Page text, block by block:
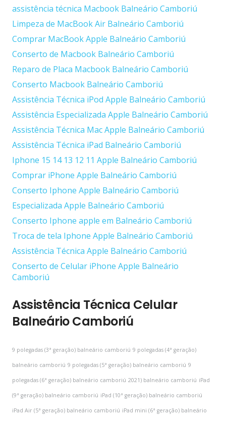
assistência técnica Macbook Balneário Camboriú
Limpeza de MacBook Air Balneário Camboriú
Comprar MacBook Apple Balneário Camboriú
Conserto de Macbook Balneário Camboriú
Reparo de Placa Macbook Balneário Camboriú
Conserto Macbook Balneário Camboriú
Assistência Técnica iPod Apple Balneário Camboriú
Assistência Especializada Apple Balneário Camboriú
Assistência Técnica Mac Apple Balneário Camboriú
Assistência Técnica iPad Balneário Camboriú
Iphone 15 14 13 12 11 Apple Balneário Camboriú
Comprar iPhone Apple Balneário Camboriú
Conserto Iphone Apple Balneário Camboriú
Especializada Apple Balneário Camboriú
Conserto Iphone apple em Balneário Camboriú
Troca de tela Iphone Apple Balneário Camboriú
Assistência Técnica Apple Balneário Camboriú
Conserto de Celular iPhone Apple Balneário
Camboriú
Assistência Técnica Celular
Balneário Camboriú
9 polegadas (3ª geração) balneário camboriú 9 polegadas (4ª geração)
balneário camboriú 9 polegadas (5ª geração) balneário camboriú 9
polegadas (6ª geração) balneário camboriú 2021) balneário camboriú iPad
(9ª geração) balneário camboriú iPad (10ª geração) balneário camboriú
iPad Air (5ª geração) balneário camboriú iPad mini (6ª geração) balneário